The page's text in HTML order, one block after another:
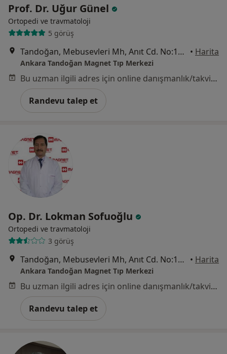
Prof. Dr. Uğur Günel
Ortopedi ve travmatoloji
5 görüş
Tandoğan, Mebusevleri Mh, Anıt Cd. No:12 Çankaya, Ankara • Harita
Ankara Tandoğan Magnet Tıp Merkezi
Bu uzman ilgili adres için online danışmanlık/takvim sunmuyor.
Randevu talep et
Op. Dr. Lokman Sofuoğlu
Ortopedi ve travmatoloji
3 görüş
Tandoğan, Mebusevleri Mh, Anıt Cd. No:12 Çankaya, Ankara • Harita
Ankara Tandoğan Magnet Tıp Merkezi
Bu uzman ilgili adres için online danışmanlık/takvim sunmuyor.
Randevu talep et